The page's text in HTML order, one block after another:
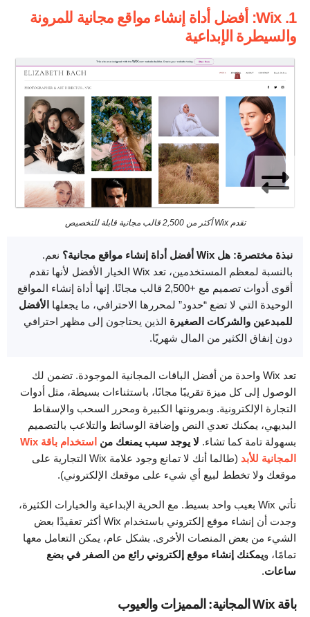
1. Wix: أفضل أداة إنشاء مواقع مجانية للمرونة
والسيطرة الإبداعية
تقدم Wix أكثر من 2,500 قالب مجانية قابلة للتخصيص
نبذة مختصرة: هل Wix أفضل أداة إنشاء مواقع مجانية؟
نعم.
بالنسبة لمعظم المستخدمين، تعد Wix الخيار الأفضل لأنها تقدم
أقوى أدوات تصميم مع +2,500 قالب مجانًا. إنها أداة إنشاء المواقع
الوحيدة التي لا تضع “حدود” لمحررها الاحترافي، ما يجعلها الأفضل
للمبدعين والشركات الصغيرة الذين يحتاجون إلى مظهر احترافي
دون إنفاق الكثير من المال شهريًا.
تعد Wix واحدة من أفضل الباقات المجانية الموجودة. تضمن لك
الوصول إلى كل ميزة تقريبًا مجانًا، باستثناءات بسيطة، مثل أدوات
التجارة الإلكترونية. وبمرونتها الكبيرة ومحرر السحب والإسقاط
البديهي، يمكنك تعدي النص وإضافة الوسائط والتلاعب بالتصميم
بسهولة تامة كما تشاء. لا يوجد سبب يمنعك من
استخدام باقة Wix
المجانية للأبد
(طالما أنك لا تمانع وجود علامة Wix التجارية على
موقعك ولا تخطط لبيع أي شيء على موقعك الإلكتروني).
تأتي Wix بعيب واحد بسيط. مع الحرية الإبداعية والخيارات الكثيرة،
وجدت أن إنشاء موقع إلكتروني باستخدام Wix أكثر تعقيدًا بعض
الشيء من بعض المنصات الأخرى. بشكل عام، يمكن التعامل معها
تمامًا، ويمكنك إنشاء موقع إلكتروني رائع من الصفر في بضع
ساعات.
باقة Wix المجانية: المميزات والعيوب